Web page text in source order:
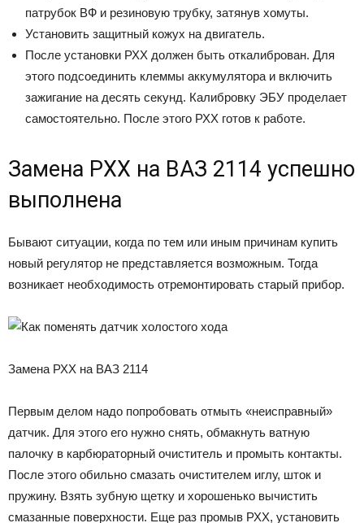
патрубок ВФ и резиновую трубку, затянув хомуты.
Установить защитный кожух на двигатель.
После установки РХХ должен быть откалиброван. Для
этого подсоединить клеммы аккумулятора и включить
зажигание на десять секунд. Калибровку ЭБУ проделает
самостоятельно. После этого РХХ готов к работе.
Замена РХХ на ВАЗ 2114 успешно
выполнена
Бывают ситуации, когда по тем или иным причинам купить
новый регулятор не представляется возможным. Тогда
возникает необходимость отремонтировать старый прибор.
Замена РХХ на ВАЗ 2114
Первым делом надо попробовать отмыть «неисправный»
датчик. Для этого его нужно снять, обмакнуть ватную
палочку в карбюраторный очиститель и промыть контакты.
После этого обильно смазать очистителем иглу, шток и
пружину. Взять зубную щетку и хорошенько вычистить
смазанные поверхности. Еще раз промыв РХХ, установить